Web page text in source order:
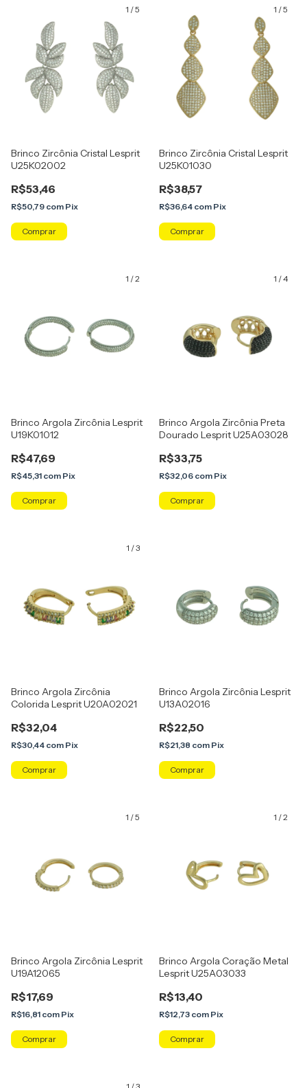
1 /5
Brinco Zircônia Cristal Lesprit
U25K02002
R$53,46
R$50,79 com Pix
Comprar
1 /5
Brinco Zircônia Cristal Lesprit
U25K01030
R$38,57
R$36,64 com Pix
Comprar
1 /2
Brinco Argola Zircônia Lesprit
U19K01012
R$47,69
R$45,31 com Pix
Comprar
1 /4
Brinco Argola Zircônia Preta
Dourado Lesprit U25A03028
R$33,75
R$32,06 com Pix
1 /3
Brinco Argola Zircônia
Colorida Lesprit U20A02021
R$32,04
R$30,44 com Pix
Brinco Argola Zircônia Lesprit
U13A02016
R$22,50
R$21,38 com Pix
1 /5
Brinco Argola Zircônia Lesprit
U19A12065
R$17,69
R$16,81 com Pix
Comprar
1 /2
Brinco Argola Coração Metal
Lesprit U25A03033
R$13,40
R$12,73 com Pix
Comprar